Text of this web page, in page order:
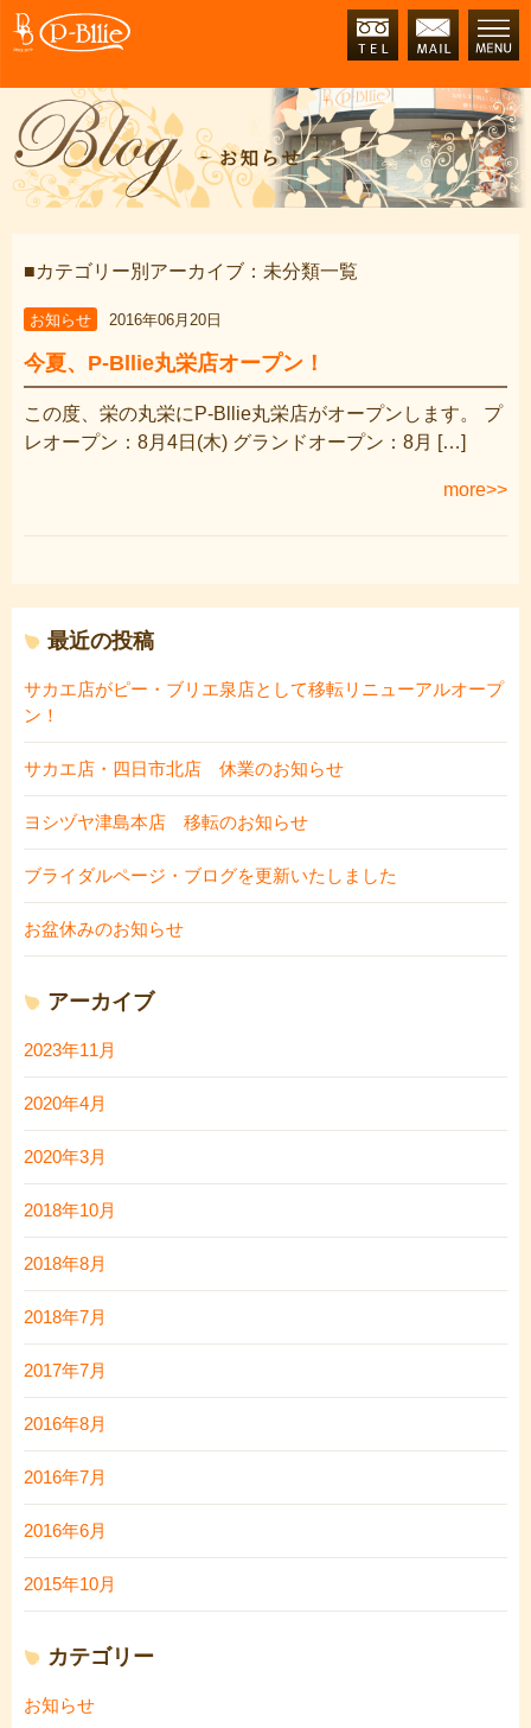
■カテゴリー別アーカイブ：未分類一覧
お知らせ 2016年06月20日
今夏、P-Bllie丸栄店オープン！
この度、栄の丸栄にP-Bllie丸栄店がオープンします。 プ
レオープン：8月4日(木) グランドオープン：8月 […]
more>>
最近の投稿
サカエ店がピー・ブリエ泉店として移転リニューアルオープ
ン！
サカエ店・四日市北店 休業のお知らせ
ヨシヅヤ津島本店 移転のお知らせ
ブライダルページ・ブログを更新いたしました
お盆休みのお知らせ
アーカイブ
2023年11月
2020年4月
2020年3月
2018年10月
2018年8月
2018年7月
2017年7月
2016年8月
2016年7月
2016年6月
2015年10月
カテゴリー
お知らせ